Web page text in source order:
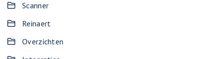
Scanner
Reinaert
Overzichten